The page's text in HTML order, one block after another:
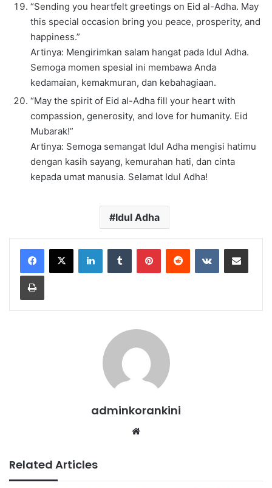
“Sending you heartfelt greetings on Eid al-Adha. May
this special occasion bring you peace, prosperity, and
happiness.”
Artinya: Mengirimkan salam hangat pada Idul Adha.
Semoga momen spesial ini membawa Anda
kedamaian, kemakmuran, dan kebahagiaan.
“May the spirit of Eid al-Adha fill your heart with
compassion, generosity, and love for humanity. Eid
Mubarak!”
Artinya: Semoga semangat Idul Adha mengisi hatimu
dengan kasih sayang, kemurahan hati, dan cinta
kepada umat manusia. Selamat Idul Adha!
Idul Adha
LinkedInTumblr PinterestReddit VKontakteShare via Email
Print
adminkorankini
Related Articles